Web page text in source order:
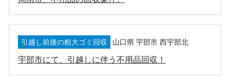
引越し前後の粗大ゴミ回収 山口県 宇部市 西宇部北
宇部市にて、引越しに伴う不用品回収！